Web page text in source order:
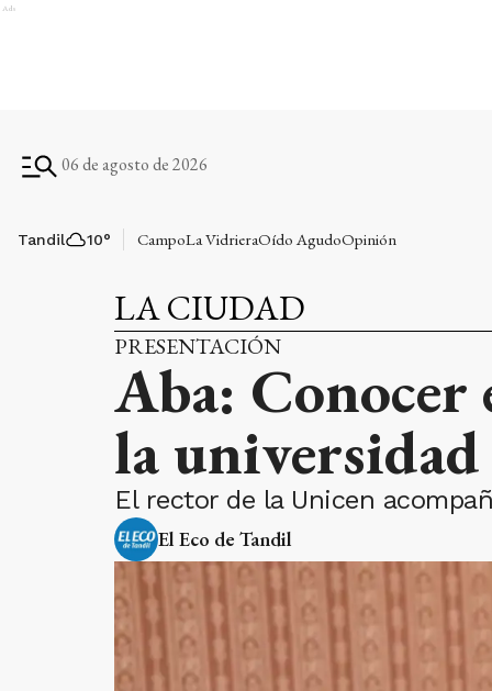
Ads
06 de agosto de 2026
Tandil 10° CampoLa VidrieraOído AgudoOpinión
LA CIUDAD
PRESENTACIÓN
Aba: Conocer
la universidad
El rector de la Unicen
El Eco de Tandil